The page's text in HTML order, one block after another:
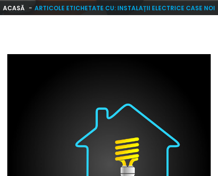
ACASĂ ARTICOLE ETICHETATE CU: INSTALAȚII ELECTRICE CASE NOI